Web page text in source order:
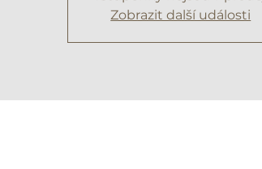
Zobrazit další události